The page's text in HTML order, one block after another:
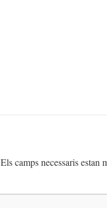
Els camps necessaris estan